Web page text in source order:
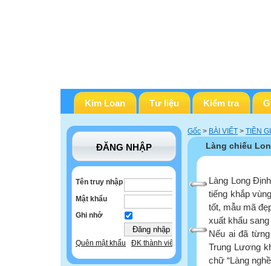
Kim Loan Tư liệu Kiểm tra
ĐĂNG NHẬP
Tên truy nhập
Mật khẩu
Ghi nhớ
Quên mật khẩu ĐK thành viên
Gốc > BÀI VIẾT > TIỀN
Làng chiếu
Làng Long
tiếng khắp
tốt, mẫu mã
xuất khẩu
Nếu ai đã
Trung Lương
chữ “Làng